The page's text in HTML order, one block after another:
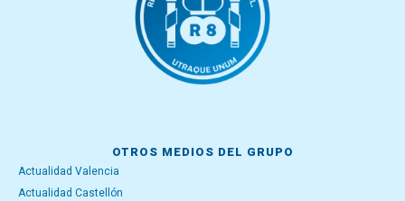
OTROS MEDIOS DEL GRUPO
Actualidad Valencia
Actualidad Castellón